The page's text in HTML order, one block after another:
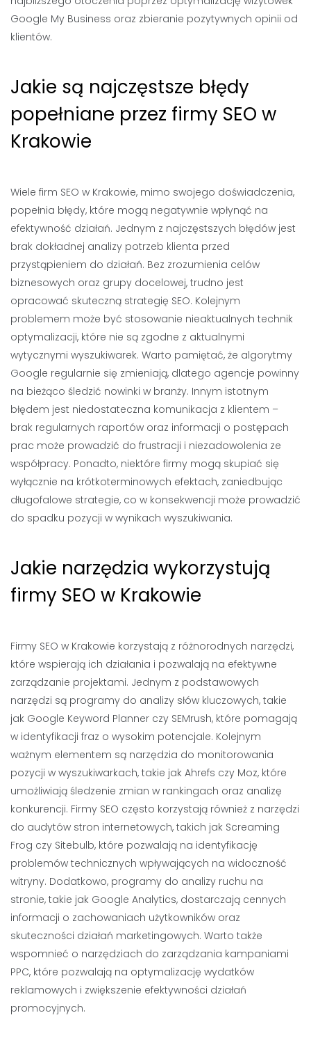
Google My Business oraz zbieranie pozytywnych opinii od
klientów.
Jakie są najczęstsze błędy
popełniane przez firmy SEO w
Krakowie
Wiele firm SEO w Krakowie, mimo swojego doświadczenia,
popełnia błędy, które mogą negatywnie wpłynąć na
efektywność działań. Jednym z najczęstszych błędów jest
brak dokładnej analizy potrzeb klienta przed
przystąpieniem do działań. Bez zrozumienia celów
biznesowych oraz grupy docelowej, trudno jest
opracować skuteczną strategię SEO. Kolejnym
problemem może być stosowanie nieaktualnych technik
optymalizacji, które nie są zgodne z aktualnymi
wytycznymi wyszukiwarek. Warto pamiętać, że algorytmy
Google regularnie się zmieniają, dlatego agencje powinny
na bieżąco śledzić nowinki w branży. Innym istotnym
błędem jest niedostateczna komunikacja z klientem –
brak regularnych raportów oraz informacji o postępach
prac może prowadzić do frustracji i niezadowolenia ze
współpracy. Ponadto, niektóre firmy mogą skupiać się
wyłącznie na krótkoterminowych efektach, zaniedbując
długofalowe strategie, co w konsekwencji może prowadzić
do spadku pozycji w wynikach wyszukiwania.
Jakie narzędzia wykorzystują
firmy SEO w Krakowie
Firmy SEO w Krakowie korzystają z różnorodnych narzędzi,
które wspierają ich działania i pozwalają na efektywne
zarządzanie projektami. Jednym z podstawowych
narzędzi są programy do analizy słów kluczowych, takie
jak Google Keyword Planner czy SEMrush, które pomagają
w identyfikacji fraz o wysokim potencjale. Kolejnym
ważnym elementem są narzędzia do monitorowania
pozycji w wyszukiwarkach, takie jak Ahrefs czy Moz, które
umożliwiają śledzenie zmian w rankingach oraz analizę
konkurencji. Firmy SEO często korzystają również z narzędzi
do audytów stron internetowych, takich jak Screaming
Frog czy Sitebulb, które pozwalają na identyfikację
problemów technicznych wpływających na widoczność
witryny. Dodatkowo, programy do analizy ruchu na
stronie, takie jak Google Analytics, dostarczają cennych
informacji o zachowaniach użytkowników oraz
skuteczności działań marketingowych. Warto także
wspomnieć o narzędziach do zarządzania kampaniami
PPC, które pozwalają na optymalizację wydatków
reklamowych i zwiększenie efektywności działań
promocyjnych.